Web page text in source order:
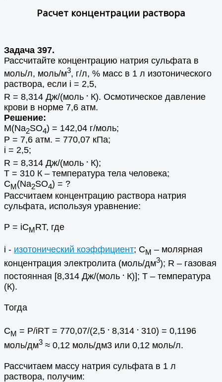
Расчет концентрации раствора
Задача 397.
Рассчитайте концентрацию натрия сульфата в
моль/л, моль/м3, г/л, % масс в 1 л изотонического
раствора, если i = 2,5,
R = 8,314 Дж/(моль . К). Осмотическое давление
крови в норме 7,6 атм.
Решение:
М(Na2SO4) = 142,04 г/моль;
Р = 7,6 атм. = 770,07 кПа;
i = 2,5;
R = 8,314 Дж/(моль . К);
Т = 310 К – температура тела человека;
СМ(Na2SO4) = ?
Рассчитаем концентрацию раствора натрия
сульфата, используя уравнение:
Р = iCMRT, где
i - изотонический коэффициент; СМ – молярная
концентрация электролита (моль/дм3); R – газовая
постоянная [8,314 Дж/(моль . К)]; T – температура
(К).
Тогда
СM = Р/iRT = 770,07/(2,5 . 8,314 . 310) = 0,1196
моль/дм3 ≈ 0,12 моль/дм3 или 0,12 моль/л.
Рассчитаем массу натрия сульфата в 1 л
раствора, получим: